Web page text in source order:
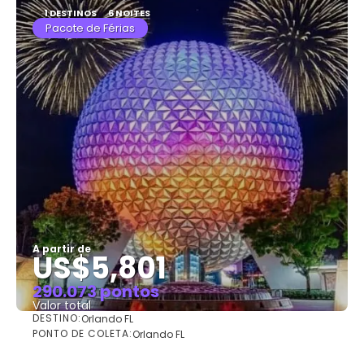
1 DESTINOS 6 NOITES
Pacote de Férias
A partir de
US$5,801
290.073 pontos
Valor total
Saiba mais
DESTINO:Orlando FL
PONTO DE COLETA:Orlando FL